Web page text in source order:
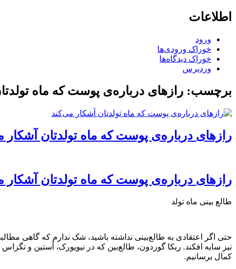
اطلاعات
ورود
خوراک ورودی‌ها
خوراک دیدگاه‌ها
وردپرس
برچسب: رازهای درباره‌ی پوست که ماه
رازهای درباره‌ی پوست که ماه تولدتان آشکار
رازهای درباره‌ی پوست که ماه تولدتان آشکار
طالع بینی ماه تولد
حتی اگر اعتقادی به طالع‌بینی نداشته باشید، شک ندارم که گاهی
نیز سایه افکند. ربکا گوردون، طالع‌بین که در نیویورک، آستین و
کمال برسانیم.